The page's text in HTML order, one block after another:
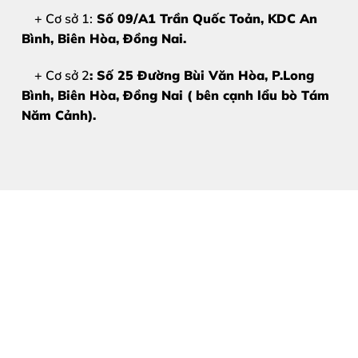
Cảm ứng vẫn mượt mà:Máy không có tình trạng
Mặt kính bị trầy xước nặng:Làm mất thẩm mỹ và
+ Cơ sở 1: Số 09/A1 Trần Quốc Toản, KDC An
Bình, Biên Hòa, Đồng Nai.
+ Cơ sở 2: Số 25 Đường Bùi Văn Hòa, P.Long
Bình, Biên Hòa, Đồng Nai ( bên cạnh lẩu bò Tám
Năm Cảnh).